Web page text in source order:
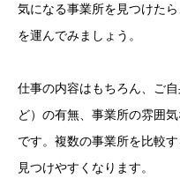
気になる事業所を見つけた
を運んでみましょう。
仕事の内容はもちろん、ご
ど）の有無、事業所の雰囲
です。複数の事業所を比較
見つけやすくなります。